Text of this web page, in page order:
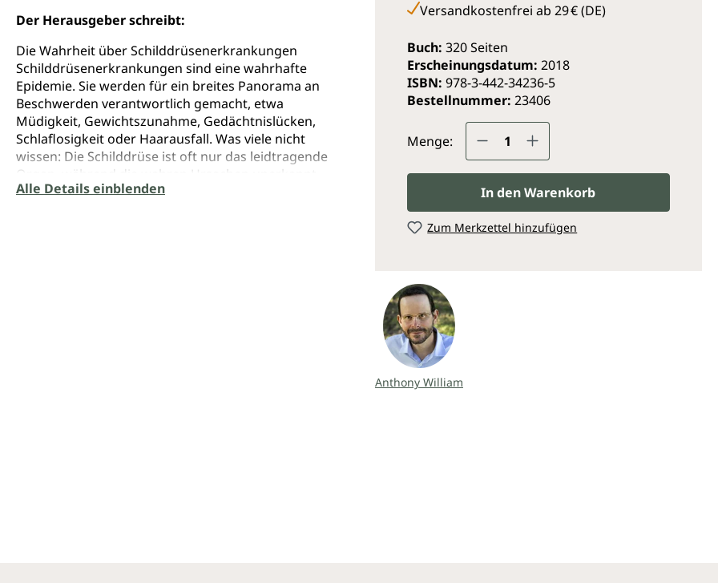
Der Herausgeber schreibt:
Die Wahrheit über Schilddrüsenerkrankungen
Schilddrüsenerkrankungen sind eine wahrhafte
Epidemie. Sie werden für ein breites Panorama an
Beschwerden verantwortlich gemacht, etwa
Müdigkeit, Gewichtszunahme, Gedächtnislücken,
Schlaflosigkeit oder Haarausfall. Was viele nicht
wissen: Die Schilddrüse ist oft nur das leidtragende
Organ, während die wahren Ursachen unerkannt
bleiben. Anthony William, das weltbekannte Medical
Alle Details einblenden
Versandkostenfrei ab 29 € (DE)
Buch: 320 Seiten
Erscheinungsdatum: 2018
ISBN: 978-3-442-34236-5
Bestellnummer: 23406
Menge: Produkt Anzahl: Gib den
In den Warenkorb
Zum Merkzettel hinzufügen
Anthony William